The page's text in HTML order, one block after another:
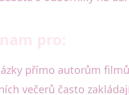
přímo autorům
večerů často